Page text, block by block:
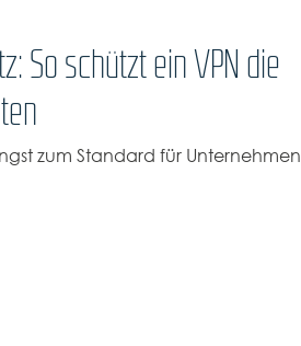
So schützt ein VPN die
zum Standard für Unternehmen